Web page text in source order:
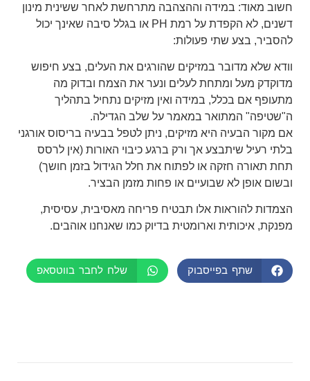
חשוב מאוד: במידה וההצהבה מתרחשת לאחר ששינית מינון
דשנים, לא הקפדת על רמת PH או בגלל סיבה שאינך יכול
להסביר, בצע שתי פעולות:
וודא שלא מדובר במזיקים שהורגים את העלים, בצע חיפוש
מדוקדק מעל ומתחת לעלים ונער את הצמח ובדוק מה
מתעופף אם בכלל, במידה ואין מזיקים נתחיל בתהליך
ה"שטיפה" המתואר במאמר על שלב הגדילה.
אם מקור הבעיה היא מזיקים, ניתן לטפל בבעיה בריסוס אורגני
בלתי רעיל שיתבצע אך ורק ברגע כיבוי האורות (אין לרסס
תחת תאורה חזקה או לפתוח את חלל הגידול בזמן חושך)
ובשום אופן לא שבועיים או פחות מזמן הבציר.
הצמדות להוראות אלו תבטיח פריחה מאסיבית, עסיסית,
מפנקת, איכותית וארומטית בדיוק כמו שאנחנו אוהבים.
שתף בפייסבוק שלח לחבר בווטסאפ